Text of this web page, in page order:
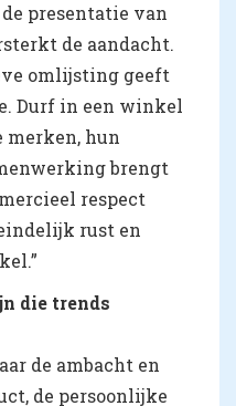
presentatie van
de aandacht.
omlijsting geeft
Durf in een winkel
merken, hun
brengt
respect
rust en
die trends
de ambacht en
de persoonlijke